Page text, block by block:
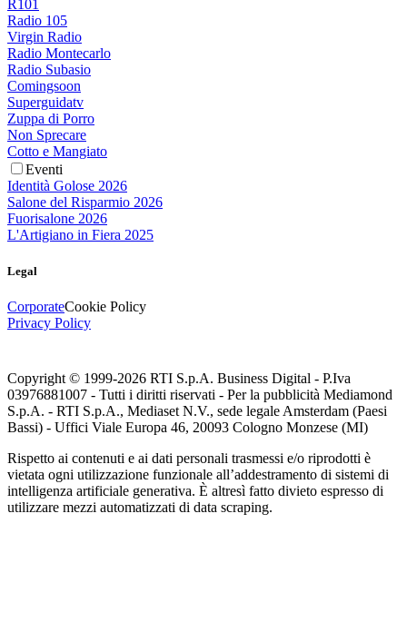
R101
Radio 105
Virgin Radio
Radio Montecarlo
Radio Subasio
Comingsoon
Superguidatv
Zuppa di Porro
Non Sprecare
Cotto e Mangiato
Eventi
Identità Golose 2026
Salone del Risparmio 2026
Fuorisalone 2026
L'Artigiano in Fiera 2025
Legal
CorporateCookie Policy
Privacy Policy
Copyright © 1999-2026 RTI S.p.A. Business Digital - P.Iva
03976881007 - Tutti i diritti riservati - Per la pubblicità Mediamond
S.p.A. - RTI S.p.A., Mediaset N.V., sede legale Amsterdam (Paesi
Bassi) - Uffici Viale Europa 46, 20093 Cologno Monzese (MI)
Rispetto ai contenuti e ai dati personali trasmessi e/o riprodotti è
vietata ogni utilizzazione funzionale all’addestramento di sistemi di
intelligenza artificiale generativa. È altresì fatto divieto espresso di
utilizzare mezzi automatizzati di data scraping.